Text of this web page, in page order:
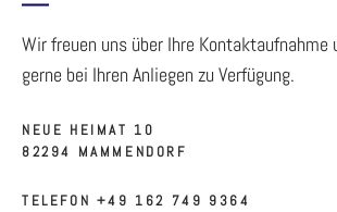
Wir freuen uns über Ihre Kontaktaufnahme
gerne bei Ihren Anliegen zu Verfügung.
NEUE HEIMAT 10
82294 MAMMENDORF
TELEFON +49 162 749 9364